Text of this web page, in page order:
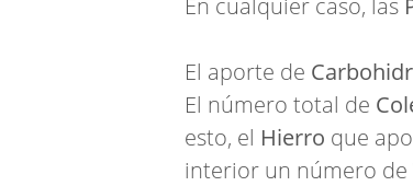
En cualquier caso, las
El aporte de
El número total de
esto, el Hierro que
interior un número de